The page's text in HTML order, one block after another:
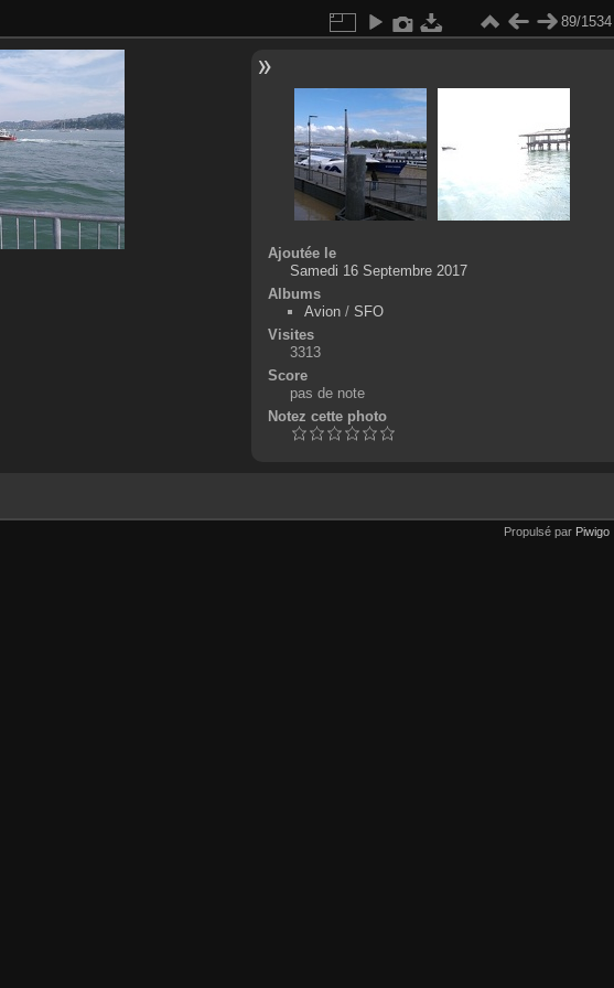
89/1534
Ajoutée le
Samedi 16 Septembre 2017
Albums
Avion/ SFO
Visites
3313
Score
pas de note
Notez cette photo
Propulsé par Piwigo